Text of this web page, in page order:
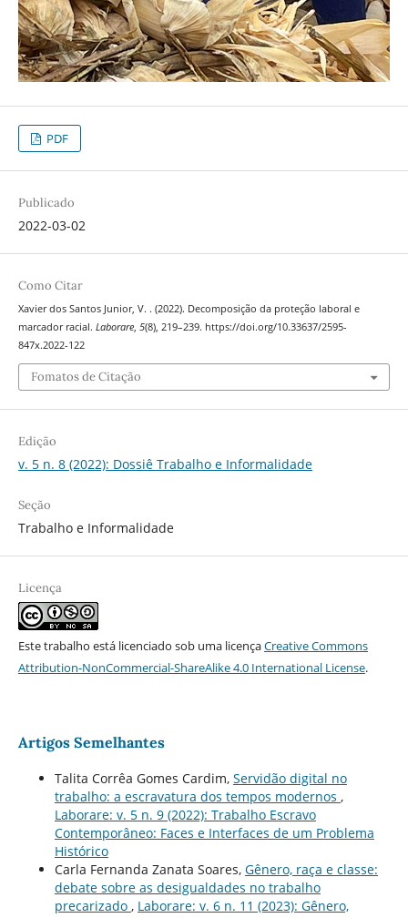
PDF
Publicado
2022-03-02
Como Citar
Xavier dos Santos Junior, V. . (2022). Decomposição da proteção laboral e
marcador racial. Laborare, 5(8), 219–239. https://doi.org/10.33637/2595-
847x.2022-122
Fomatos de Citação
Edição
v. 5 n. 8 (2022): Dossiê Trabalho e Informalidade
Seção
Trabalho e Informalidade
Licença
Este trabalho está licenciado sob uma licençaCreative Commons
Attribution-NonCommercial-ShareAlike 4.0 International License.
Artigos Semelhantes
Talita Corrêa Gomes Cardim, Servidão digital no
trabalho: a escravatura dos tempos modernos ,
Laborare: v. 5 n. 9 (2022): Trabalho Escravo
Contemporâneo: Faces e Interfaces de um Problema
Histórico
Carla Fernanda Zanata Soares, Gênero, raça e classe:
debate sobre as desigualdades no trabalho
precarizado , Laborare: v. 6 n. 11 (2023): Gênero,